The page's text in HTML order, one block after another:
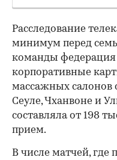
Расследование
минимум перед
команды федерация
корпоративные
массажных салонов
Сеуле, Чханвоне и
составляла от 198
прием.
В числе матчей,